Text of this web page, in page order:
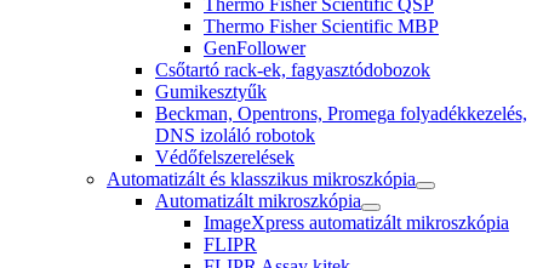
Thermo Fisher Scientific MBP
GenFollower
Csőtartó rack-ek, fagyasztódobozok
Gumikesztyűk
Beckman, Opentrons, Promega folyadékkezelés,
DNS izoláló robotok
Védőfelszerelések
Automatizált és klasszikus mikroszkópia
Automatizált mikroszkópia
ImageXpress automatizált mikroszkópia
FLIPR